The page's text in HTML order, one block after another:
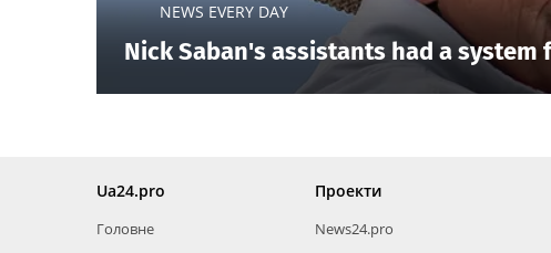
NEWS EVERY DAY
Nick Saban's assistants had a
Ua24.pro
Головне
Проекти
News24.pro